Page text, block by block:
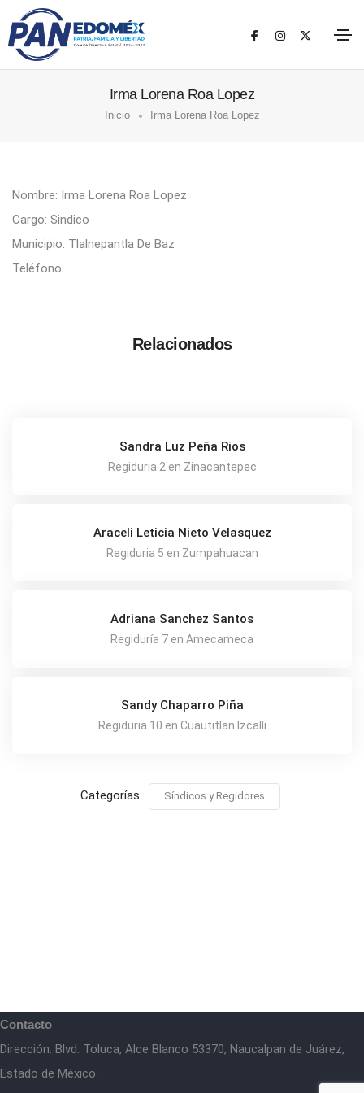
Irma Lorena Roa Lopez
Inicio Irma Lorena Roa Lopez
Nombre: Irma Lorena Roa Lopez
Cargo: Sindico
Municipio: Tlalnepantla De Baz
Teléfono:
Relacionados
Sandra Luz Peña Rios
Regiduria 2 en Zinacantepec
Araceli Leticia Nieto Velasquez
Regiduria 5 en Zumpahuacan
Adriana Sanchez Santos
Regiduría 7 en Amecameca
Sandy Chaparro Piña
Regiduria 10 en Cuautitlan Izcalli
Categorías: Síndicos y Regidores
Contacto
Dirección: Blvd. Toluca, Alce Blanco 53370, Naucalpan de Juárez,
Estado de México.